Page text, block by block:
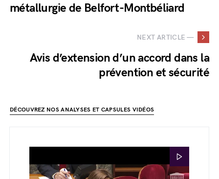
métallurgie de Belfort-Montbéliard
NEXT ARTICLE —
Avis d’extension d’un accord dans la
prévention et sécurité
DÉCOUVREZ NOS ANALYSES ET CAPSULES VIDÉOS